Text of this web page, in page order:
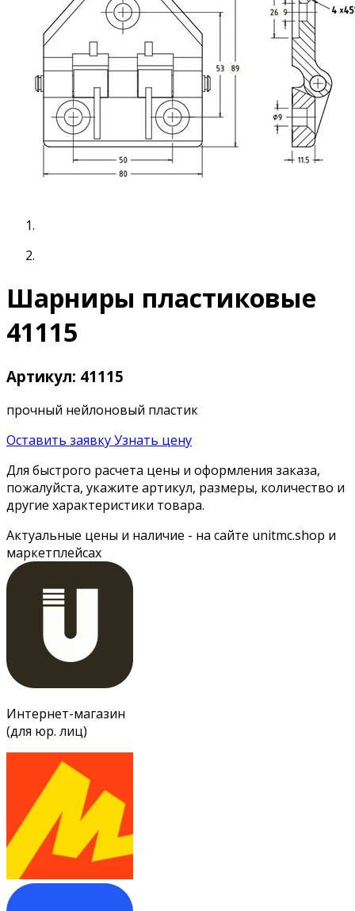
Шарниры пластиковые
41115
Артикул: 41115
прочный нейлоновый пластик
Оставить заявкуУзнать цену
Для быстрого расчета цены и оформления заказа,
пожалуйста, укажите артикул, размеры, количество и
другие характеристики товара.
Актуальные цены и наличие - на сайте unitmc.shop и
маркетплейсах
Интернет-магазин
(для юр. лиц)